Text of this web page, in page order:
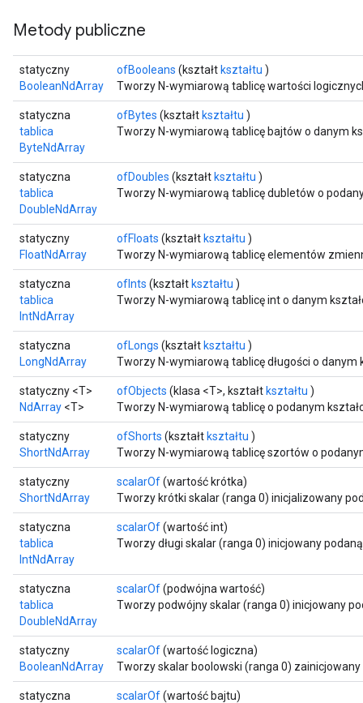
Metody publiczne
statyczny
BooleanNdArray
ofBooleans (kształt kształtu )
Tworzy N-wymiarową tablicę wartości
statyczna
tablica
ByteNdArray
ofBytes (kształt kształtu )
Tworzy N-wymiarową tablicę bajtów o danym
statyczna
tablica
DoubleNdArray
ofDoubles (kształt kształtu )
Tworzy N-wymiarową tablicę dubletów o
statyczny
FloatNdArray
ofFloats (kształt kształtu )
Tworzy N-wymiarową tablicę elementów
statyczna
tablica
IntNdArray
ofInts (kształt kształtu )
Tworzy N-wymiarową tablicę int o danym
statyczna
LongNdArray
ofLongs (kształt kształtu )
Tworzy N-wymiarową tablicę długości o danym
statyczny <T>
NdArray <T>
ofObjects (klasa <T>, kształt kształtu )
Tworzy N-wymiarową tablicę o podanym
statyczny
ShortNdArray
ofShorts (kształt kształtu )
Tworzy N-wymiarową tablicę szortów o
statyczny
ShortNdArray
scalarOf(wartość krótka)
Tworzy krótki skalar (ranga 0) inicjalizowany
statyczna
tablica
IntNdArray
scalarOf(wartość int)
Tworzy długi skalar (ranga 0) inicjowany
statyczna
tablica
DoubleNdArray
scalarOf(podwójna wartość)
Tworzy podwójny skalar (ranga 0) inicjowany
statyczny
BooleanNdArray
scalarOf(wartość logiczna)
Tworzy skalar boolowski (ranga 0)
statyczna
scalarOf(wartość bajtu)